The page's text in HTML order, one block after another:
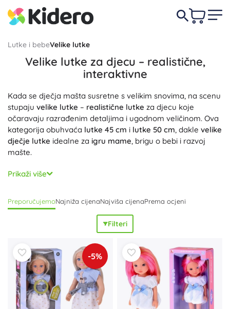
Lutke i bebeVelike lutke
Velike lutke za djecu – realistične,
interaktivne
Kada se dječja mašta susretne s velikim snovima, na scenu
stupaju velike lutke – realistične lutke za djecu koje
očaravaju razrađenim detaljima i ugodnom veličinom. Ova
kategorija obuhvaća lutke 45 cm i lutke 50 cm, dakle velike
dječje lutke idealne za igru mame, brigu o bebi i razvoj
mašte.
Za maženje birajte modele s
detaljavinilne lutke
lutke–lutke sa zvukovimailutke sa svjetlom, koje potiču
socijalne vještine, empatiju i realističnu brigu o
lutke s dodacima
kolica za lutkeza još autentičniju igru.
Odaberite modele
od 3 godine od 4 godine iod 5 godina–
od omiljenih svakodnevnih pratitelja dokolekcionarskih
lutakaza strastvene entuzijaste.
Prikaži više
PreporučujemoNajniža cijenaNajviša cijenaPrema ocjeni
Filteri
-5%